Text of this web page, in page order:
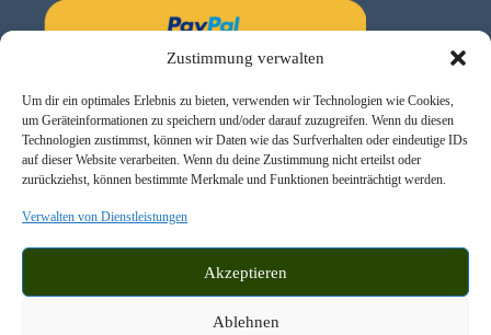
Zustimmung verwalten
Um dir ein optimales Erlebnis zu bieten, verwenden wir Technologien wie Cookies,
um Geräteinformationen zu speichern und/oder darauf zuzugreifen. Wenn du diesen
Technologien zustimmst, können wir Daten wie das Surfverhalten oder eindeutige IDs
auf dieser Website verarbeiten. Wenn du deine Zustimmung nicht erteilst oder
zurückziehst, können bestimmte Merkmale und Funktionen beeinträchtigt werden.
Verwalten von Dienstleistungen
Akzeptieren
Ablehnen